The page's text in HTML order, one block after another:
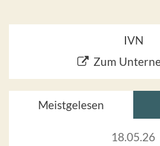
IVN
Zum
Meistgelesen
18.05.26